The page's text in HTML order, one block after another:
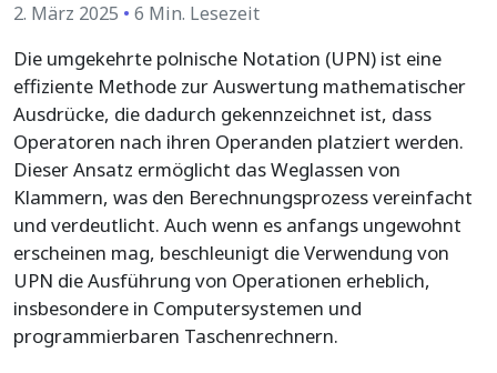
2. März 2025 • 6 Min. Lesezeit
Die umgekehrte polnische Notation (UPN) ist eine
effiziente Methode zur Auswertung mathematischer
Ausdrücke, die dadurch gekennzeichnet ist, dass
Operatoren nach ihren Operanden platziert werden.
Dieser Ansatz ermöglicht das Weglassen von
Klammern, was den Berechnungsprozess vereinfacht
und verdeutlicht. Auch wenn es anfangs ungewohnt
erscheinen mag, beschleunigt die Verwendung von
UPN die Ausführung von Operationen erheblich,
insbesondere in Computersystemen und
programmierbaren Taschenrechnern.